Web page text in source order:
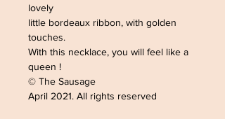
lovely
little bordeaux ribbon, with golden
touches.
With this necklace, you will feel like a
queen !
© The Sausage
April 2021. All rights reserved